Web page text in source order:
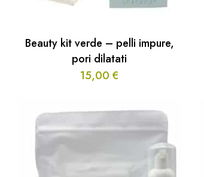
Beauty kit verde – pelli impure,
pori dilatati
15,00€